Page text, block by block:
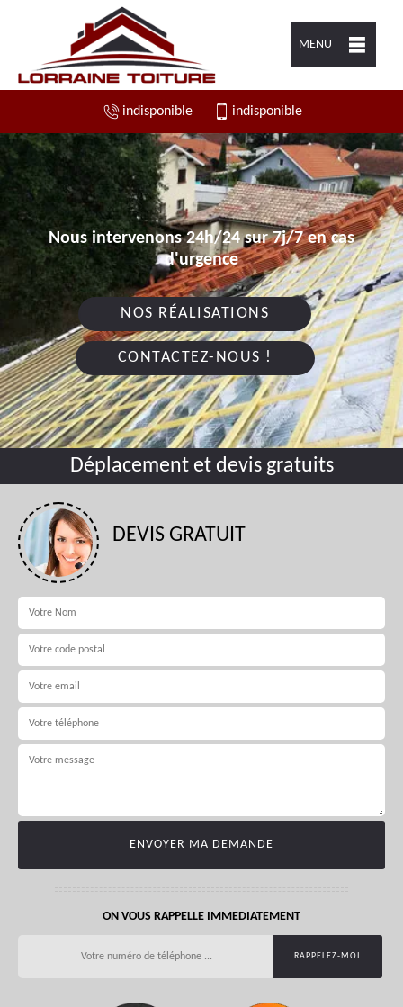
MENU
indisponible indisponible
Nous intervenons 24h/24 sur 7j/7 en cas
d'urgence
NOS RÉALISATIONS
CONTACTEZ-NOUS !
Déplacement et devis gratuits
DEVIS GRATUIT
ON VOUS RAPPELLE IMMEDIATEMENT